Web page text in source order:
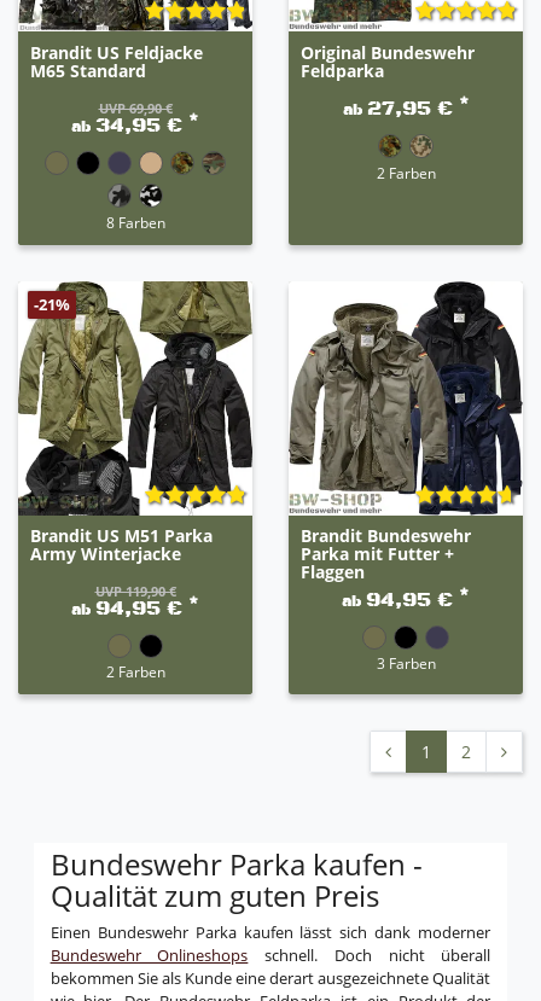
Brandit US Feldjacke
M65 Standard
UVP 69,90 €
ab 34,95 € *
8 Farben
Original Bundeswehr
Feldparka
ab 27,95 € *
2 Farben
-21%
Brandit US M51 Parka
Army Winterjacke
UVP 119,90 €
ab 94,95 € *
2 Farben
Brandit Bundeswehr
Parka mit Futter +
Flaggen
ab 94,95 € *
3 Farben
1 2
Bundeswehr Parka kaufen -
Qualität zum guten Preis
Einen Bundeswehr Parka kaufen lässt sich dank moderner
Bundeswehr Onlineshops schnell. Doch nicht überall
bekommen Sie als Kunde eine derart ausgezeichnete Qualität